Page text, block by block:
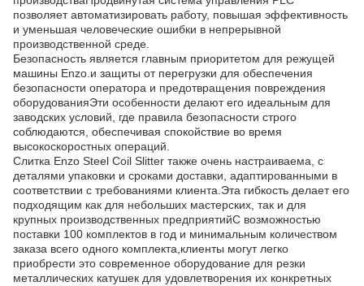
позволяет автоматизировать работу, повышая эффективность
и уменьшая человеческие ошибки в непрерывной
производственной среде.
Безопасность является главным приоритетом для режущей
машины Enzo.и защиты от перегрузки для обеспечения
безопасности оператора и предотвращения повреждения
оборудованияЭти особенности делают его идеальным для
заводских условий, где правила безопасности строго
соблюдаются, обеспечивая спокойствие во время
высокоскоростных операций.
Слитка Enzo Steel Coil Slitter также очень настраиваема, с
деталями упаковки и сроками доставки, адаптированными в
соответствии с требованиями клиента.Эта гибкость делает его
подходящим как для небольших мастерских, так и для
крупных производственных предприятийС возможностью
поставки 100 комплектов в год и минимальным количеством
заказа всего одного комплекта,клиенты могут легко
приобрести это современное оборудование для резки
металлических катушек для удовлетворения их конкретных